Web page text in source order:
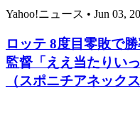
Yahoo!ニュース • Jun 03,
ロッテ 8度目零敗で
監督「ええ当たりい
（スポニチアネックス